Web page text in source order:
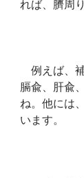
れば、臍周
例えば、
膈兪、肝兪
ね。他には、
います。